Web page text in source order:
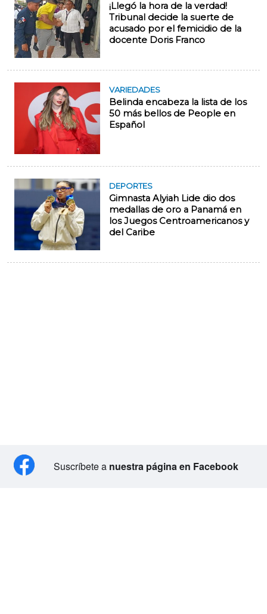
¡Llegó la hora de la verdad!
Tribunal decide la suerte de
acusado por el femicidio de la
docente Doris Franco
VARIEDADES
Belinda encabeza la lista de los
50 más bellos de People en
Español
DEPORTES
Gimnasta Alyiah Lide dio dos
medallas de oro a Panamá en
los Juegos Centroamericanos y
del Caribe
Suscríbete a nuestra página en Facebook